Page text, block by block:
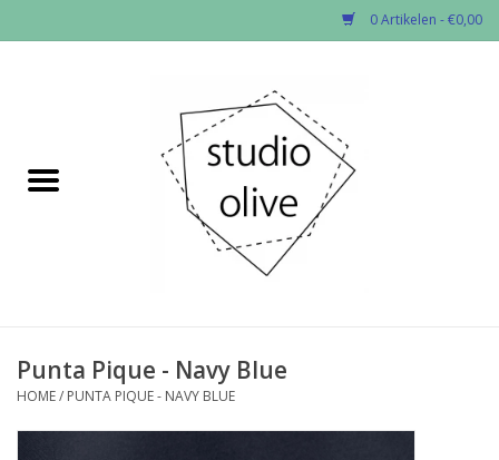
0 Artikelen - €0,00
✂︎Nieuw
Fournituren
Punta Pique - Navy Blue
HOME/ PUNTA PIQUE - NAVY BLUE